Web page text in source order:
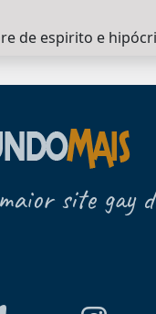
de espirito e
site gay